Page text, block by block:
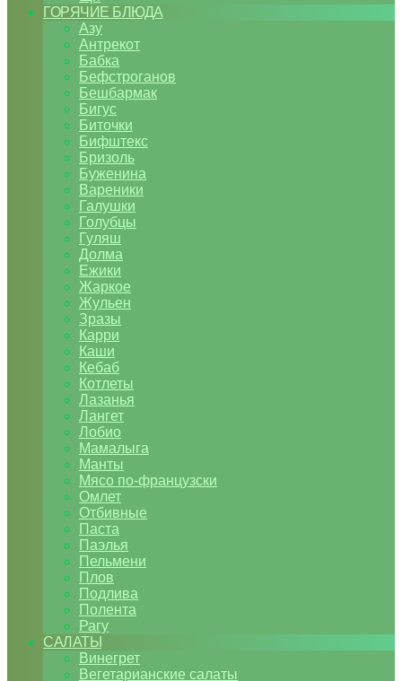
ГОРЯЧИЕ БЛЮДА
Азу
Антрекот
Бабка
Бефстроганов
Бешбармак
Бигус
Биточки
Бифштекс
Бризоль
Буженина
Вареники
Галушки
Голубцы
Гуляш
Долма
Ежики
Жаркое
Жульен
Зразы
Карри
Каши
Кебаб
Котлеты
Лазанья
Лангет
Лобио
Мамалыга
Манты
Мясо по-французски
Омлет
Отбивные
Паста
Паэлья
Пельмени
Плов
Подлива
Полента
Рагу
САЛАТЫ
Винегрет
Вегетарианские салаты